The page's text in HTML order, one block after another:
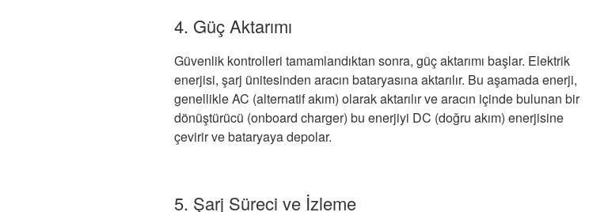
4. Güç Aktarımı
Güvenlik kontrolleri tamamlandıktan sonra, güç aktarımı başlar. Elektrik
enerjisi, şarj ünitesinden aracın bataryasına aktarılır. Bu aşamada enerji,
genellikle AC (alternatif akım) olarak aktarılır ve aracın içinde bulunan bir
dönüştürücü (onboard charger) bu enerjiyi DC (doğru akım) enerjisine
çevirir ve bataryaya depolar.
5. Şarj Süreci ve İzleme